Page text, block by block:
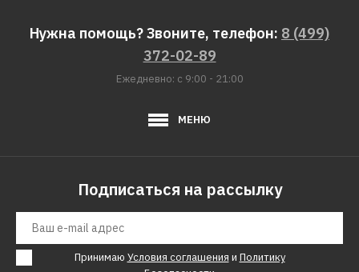
Нужна помощь? Звоните, телефон: 8 (499)
372-02-89
Ежедневно: с 9:00 - 21:00
МЕНЮ
Подписаться на рассылку
Принимаю Условия соглашения и Политику